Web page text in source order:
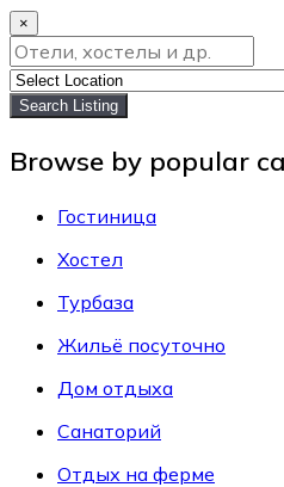
×
Search Listing
Browse by popular
Гостиница
Хостел
Турбаза
Жильё посуточно
Дом отдыха
Санаторий
Отдых на ферме